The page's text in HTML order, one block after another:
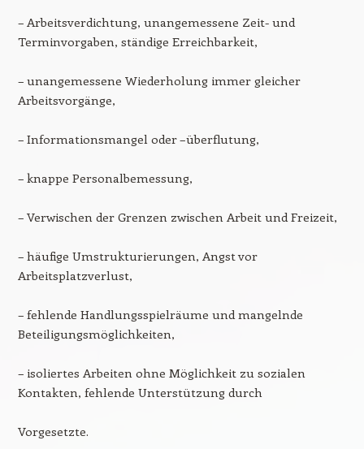
– Arbeitsverdichtung, unangemessene Zeit- und
Terminvorgaben, ständige Erreichbarkeit,
– unangemessene Wiederholung immer gleicher
Arbeitsvorgänge,
– Informationsmangel oder –überflutung,
– knappe Personalbemessung,
– Verwischen der Grenzen zwischen Arbeit und Freizeit,
– häufige Umstrukturierungen, Angst vor
Arbeitsplatzverlust,
– fehlende Handlungsspielräume und mangelnde
Beteiligungsmöglichkeiten,
– isoliertes Arbeiten ohne Möglichkeit zu sozialen
Kontakten, fehlende Unterstützung durch
Vorgesetzte.